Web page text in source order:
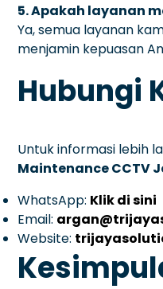
5. Apakah layanan
Ya, semua layanan
menjamin kepuasan
Hubungi
Untuk informasi lebih
Maintenance CCTV
WhatsApp: Klik di sini
Email:
Website: